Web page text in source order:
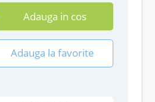
Adauga in cos
Adauga la favorite